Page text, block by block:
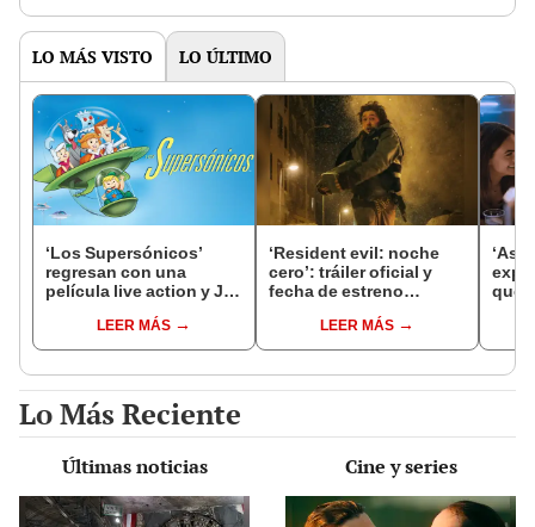
LO MÁS VISTO LO ÚLTIMO
‘Los Supersónicos’
regresan con una
película live action y Jim
protagonista
LEER MÁS
‘Resident evil: noche
cero’: tráiler oficial y
fecha de estreno
película de zombis
LEER MÁS
Lo Más Reciente
Últimas noticias Cine y series